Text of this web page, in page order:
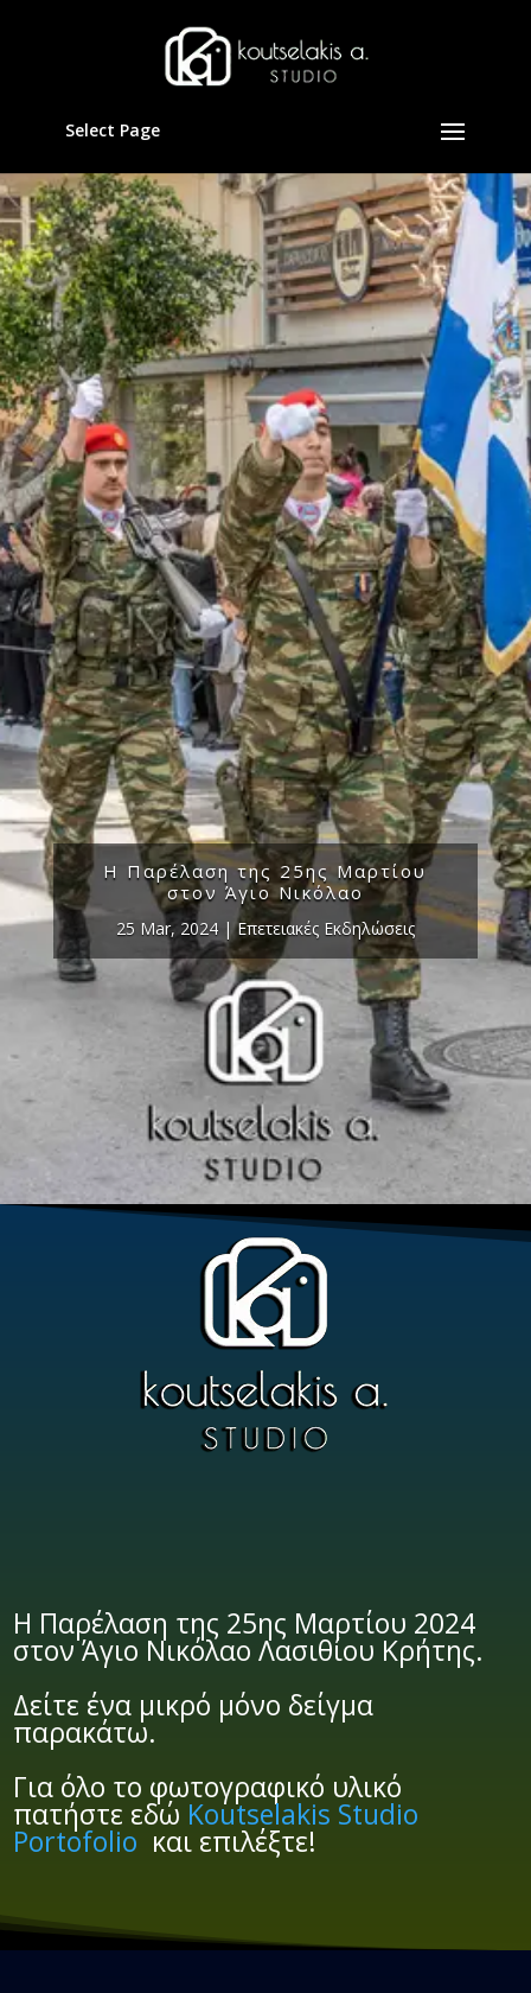
Select Page
Η Παρέλαση της 25ης Μαρτίου
στον Άγιο Νικόλαο
25 Mar, 2024|Επετειακές Εκδηλώσεις
Η Παρέλαση της 25ης Μαρτίου 2024
στον Άγιο Νικόλαο Λασιθίου Κρήτης.
Δείτε ένα μικρό μόνο δείγμα
παρακάτω.
Για όλο το φωτογραφικό υλικό
πατήστε εδώ Koutselakis Studio
Portofolio και επιλέξτε!